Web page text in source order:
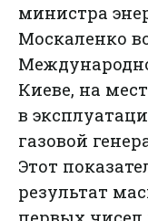
министра
Москаленко
Киеве, на
в
газовой
Этот
результат